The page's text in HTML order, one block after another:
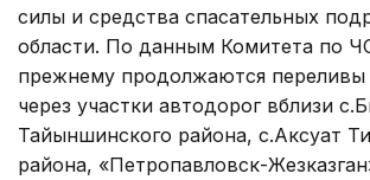
силы и средства спасательных
области. По данным Комитета по
прежнему продолжаются переливы
через участки автодорог вблизи
Тайыншинского района, с.Аксуат
района, «Петропавловск-